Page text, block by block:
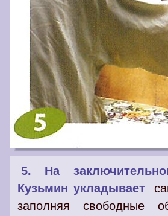
5. На
Кузьмин укладывает
заполняя свободные